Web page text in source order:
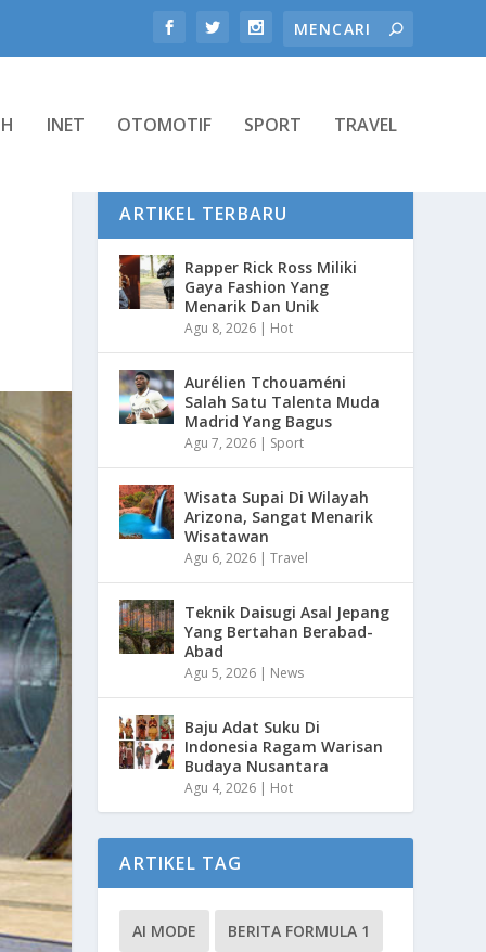
INET OTOMOTIF SPORT TRAVEL
ARTIKEL TERBARU
Rapper Rick Ross Miliki
Gaya Fashion Yang
Menarik Dan Unik
Agu 8, 2026 | Hot
Aurélien Tchouaméni
Salah Satu Talenta Muda
Madrid Yang Bagus
Agu 7, 2026 | Sport
Wisata Supai Di Wilayah
Arizona, Sangat Menarik
Wisatawan
Agu 6, 2026 |Travel
Teknik Daisugi Asal Jepang
Yang Bertahan Berabad-
Abad
Agu 5, 2026 | News
Baju Adat Suku Di
Indonesia Ragam Warisan
Budaya Nusantara
Agu 4, 2026 | Hot
ARTIKEL TAG
AI MODE BERITA FORMULA 1